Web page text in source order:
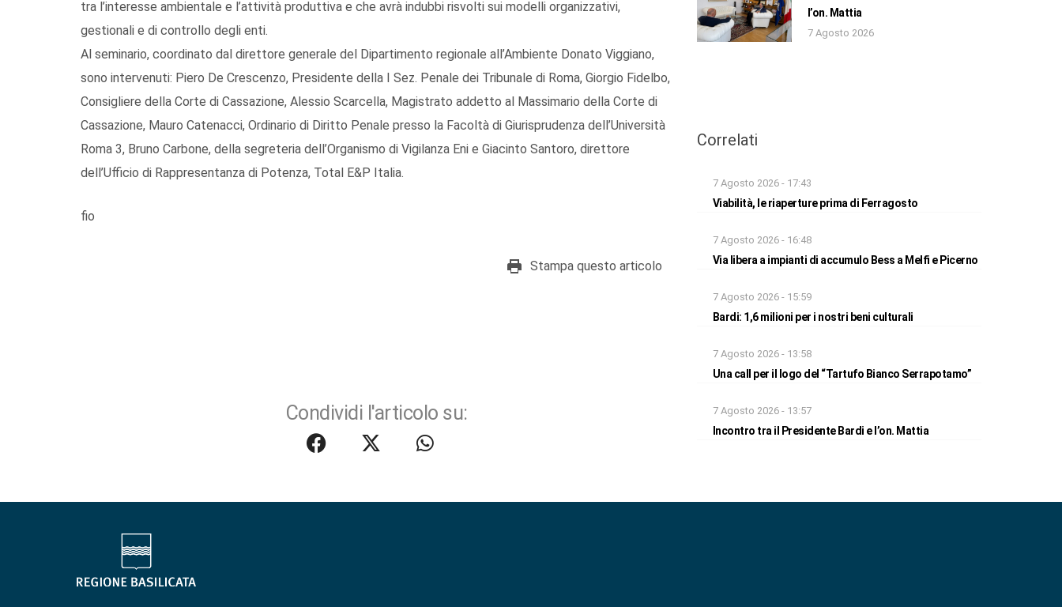
tra l’interesse ambientale e l’attività produttiva e che avrà indubbi risvolti sui modelli organizzativi,
gestionali e di controllo degli enti.
Al seminario, coordinato dal direttore generale del Dipartimento regionale all’Ambiente Donato Viggiano,
sono intervenuti: Piero De Crescenzo, Presidente della I Sez. Penale dei Tribunale di Roma, Giorgio Fidelbo,
Consigliere della Corte di Cassazione, Alessio Scarcella, Magistrato addetto al Massimario della Corte di
Cassazione, Mauro Catenacci, Ordinario di Diritto Penale presso la Facoltà di Giurisprudenza dell’Università
Roma 3, Bruno Carbone, della segreteria dell’Organismo di Vigilanza Eni e Giacinto Santoro, direttore
dell’Ufficio di Rappresentanza di Potenza, Total E&P Italia.
fio
Stampa questo articolo
Condividi l'articolo su:
l’on. Mattia
7 Agosto 2026
Correlati
7 Agosto 2026 - 17:43
Viabilità, le riaperture prima di Ferragosto
7 Agosto 2026 - 16:48
Via libera a impianti di accumulo Bess a Melfi e Picerno
7 Agosto 2026 - 15:59
Bardi: 1,6 milioni per i nostri beni culturali
7 Agosto 2026 - 13:58
Una call per il logo del “Tartufo Bianco Serrapotamo”
7 Agosto 2026 - 13:57
Incontro tra il Presidente Bardi e l’on. Mattia